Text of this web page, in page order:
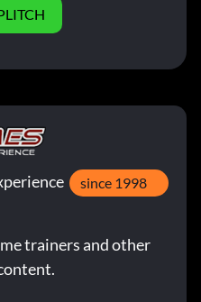
since 1998
trainers and other